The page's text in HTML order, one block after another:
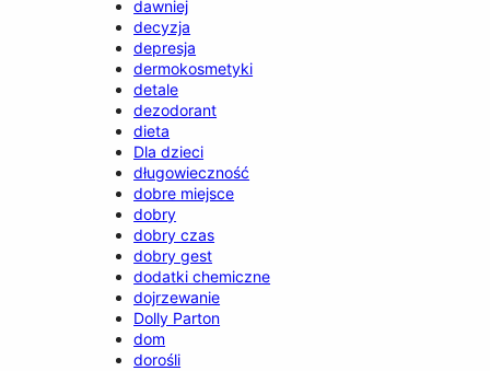
dawniej
decyzja
depresja
dermokosmetyki
detale
dezodorant
dieta
Dla dzieci
długowieczność
dobre miejsce
dobry
dobry czas
dobry gest
dodatki chemiczne
dojrzewanie
Dolly Parton
dom
dorośli